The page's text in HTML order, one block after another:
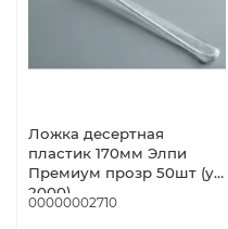
Ложка десертная
пластик 170мм Элпи
Премиум прозр 50шт (уп
2000)
00000002710